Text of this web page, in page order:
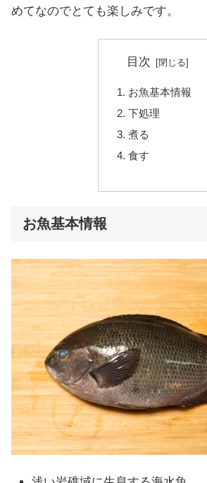
めてなのでとても楽しみです。
目次
お魚基本情報
下処理
煮る
食す
お魚基本情報